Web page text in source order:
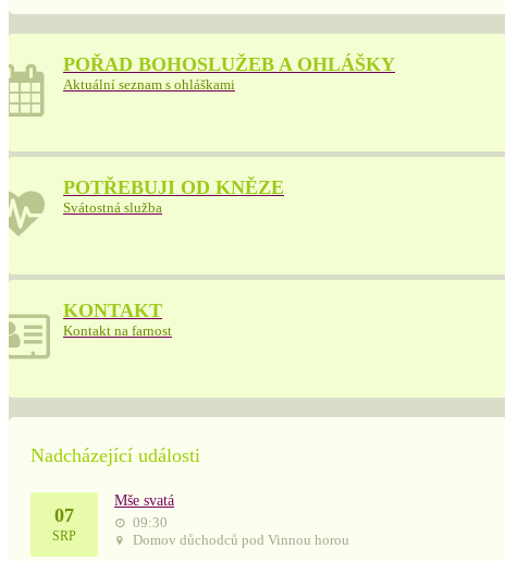
POŘAD BOHOSLUŽEB A OHLÁŠKY
Aktuální seznam s ohláškami
POTŘEBUJI OD KNĚZE
Svátostná služba
KONTAKT
Kontakt na farnost
Nadcházející události
07
SRP
Mše svatá
09:30
Domov důchodců pod Vinnou horou